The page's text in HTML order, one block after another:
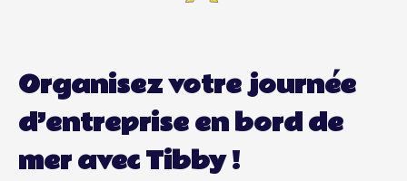
Organisez votre journée
d’entreprise en bord de
mer avec Tibby !